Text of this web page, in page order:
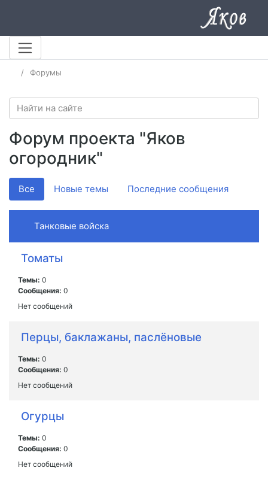
Форумы
Форум проекта "Яков
огородник"
Все Новые темы Последние сообщения
Танковые войска
Томаты
Темы: 0
Сообщения: 0
Нет сообщений
Перцы, баклажаны, паслёновые
Темы: 0
Сообщения: 0
Нет сообщений
Огурцы
Темы: 0
Сообщения: 0
Нет сообщений